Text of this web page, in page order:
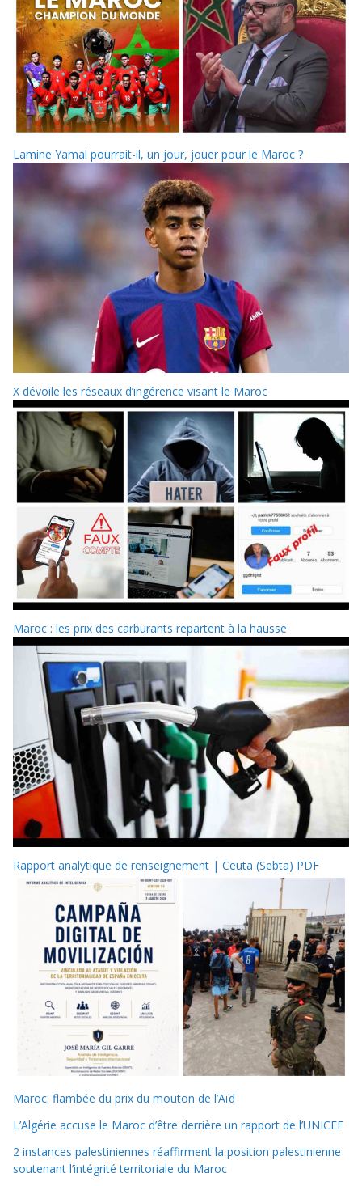
Lamine Yamal pourrait-il, un jour, jouer pour le Maroc ?
X dévoile les réseaux d’ingérence visant le Maroc
Maroc : les prix des carburants repartent à la hausse
Rapport analytique de renseignement | Ceuta (Sebta) PDF
Maroc: flambée du prix du mouton de l’Aïd
L’Algérie accuse le Maroc d’être derrière un rapport de l’UNICEF
2 instances palestiniennes réaffirment la position palestinienne
soutenant l’intégrité territoriale du Maroc